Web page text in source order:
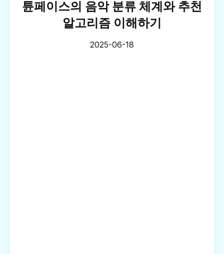
튠페이스의 음악 분류 체계와 추천
알고리즘 이해하기
2025-06-18